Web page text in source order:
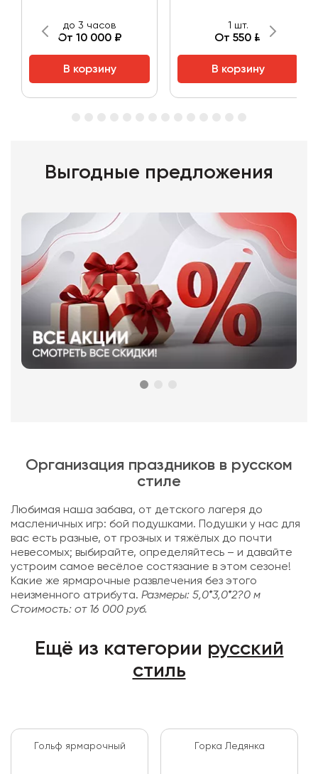
до 3 часов
От 10 000 ₽
В корзину
1 шт.
От 550 ₽
В корзину
Выгодные предложения
Организация праздников в русском
стиле
Любимая наша забава, от детского лагеря до
масленичных игр: бой подушками. Подушки у нас для
вас есть разные, от грозных и тяжёлых до почти
невесомых; выбирайте, определяйтесь – и давайте
устроим самое весёлое состязание в этом сезоне!
Какие же ярмарочные развлечения без этого
неизменного атрибута. Размеры: 5,0*3,0*2?0 м
Стоимость: от 16 000 руб.
Ещё из категории русский
стиль
Гольф ярмарочный Горка Ледянка